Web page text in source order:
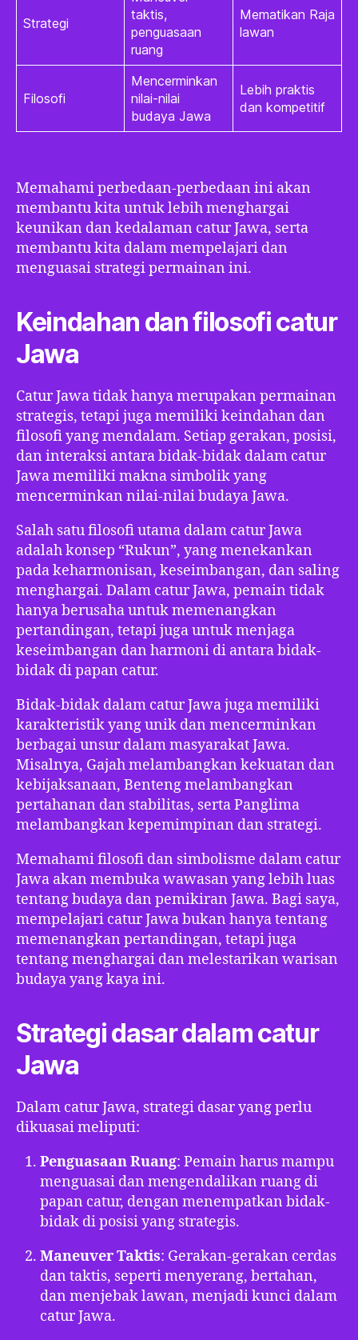
Strategi
taktis,
penguasaan
ruang
Mematikan Raja
lawan
Filosofi
Mencerminkan
nilai-nilai
budaya Jawa
Lebih praktis
dan kompetitif
Memahami perbedaan-perbedaan ini akan
membantu kita untuk lebih menghargai
keunikan dan kedalaman catur Jawa, serta
membantu kita dalam mempelajari dan
menguasai strategi permainan ini.
Keindahan dan filosofi catur
Jawa
Catur Jawa tidak hanya merupakan permainan
strategis, tetapi juga memiliki keindahan dan
filosofi yang mendalam. Setiap gerakan, posisi,
dan interaksi antara bidak-bidak dalam catur
Jawa memiliki makna simbolik yang
mencerminkan nilai-nilai budaya Jawa.
Salah satu filosofi utama dalam catur Jawa
adalah konsep “Rukun”, yang menekankan
pada keharmonisan, keseimbangan, dan saling
menghargai. Dalam catur Jawa, pemain tidak
hanya berusaha untuk memenangkan
pertandingan, tetapi juga untuk menjaga
keseimbangan dan harmoni di antara bidak-
bidak di papan catur.
Bidak-bidak dalam catur Jawa juga memiliki
karakteristik yang unik dan mencerminkan
berbagai unsur dalam masyarakat Jawa.
Misalnya, Gajah melambangkan kekuatan dan
kebijaksanaan, Benteng melambangkan
pertahanan dan stabilitas, serta Panglima
melambangkan kepemimpinan dan strategi.
Memahami filosofi dan simbolisme dalam catur
Jawa akan membuka wawasan yang lebih luas
tentang budaya dan pemikiran Jawa. Bagi saya,
mempelajari catur Jawa bukan hanya tentang
memenangkan pertandingan, tetapi juga
tentang menghargai dan melestarikan warisan
budaya yang kaya ini.
Strategi dasar dalam catur
Jawa
Dalam catur Jawa, strategi dasar yang perlu
dikuasai meliputi:
Penguasaan Ruang: Pemain harus mampu
menguasai dan mengendalikan ruang di
papan catur, dengan menempatkan bidak-
bidak di posisi yang strategis.
Maneuver Taktis: Gerakan-gerakan cerdas
dan taktis, seperti menyerang, bertahan,
dan menjebak lawan, menjadi kunci dalam
catur Jawa.